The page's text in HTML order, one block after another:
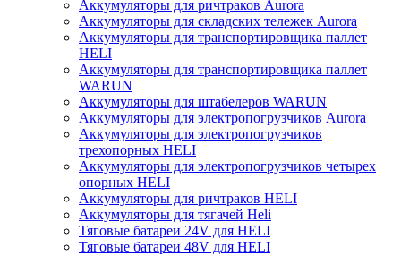
Аккумуляторы для ричтраков Aurora
Аккумуляторы для складских тележек Aurora
Аккумуляторы для транспортировщика паллет
HELI
Аккумуляторы для транспортировщика паллет
WARUN
Аккумуляторы для штабелеров WARUN
Аккумуляторы для электропогрузчиков Aurora
Аккумуляторы для электропогрузчиков
трехопорных HELI
Аккумуляторы для электропогрузчиков четырех
опорных HELI
Аккумуляторы для ричтраков HELI
Аккумуляторы для тягачей Heli
Тяговые батареи 24V для HELI
Тяговые батареи 48V для HELI